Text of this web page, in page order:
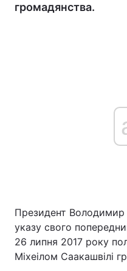
Головна
Україна
громадянства.
Президент
указу свого
26 липня 2017 року
Міхеілом Саакашвілі